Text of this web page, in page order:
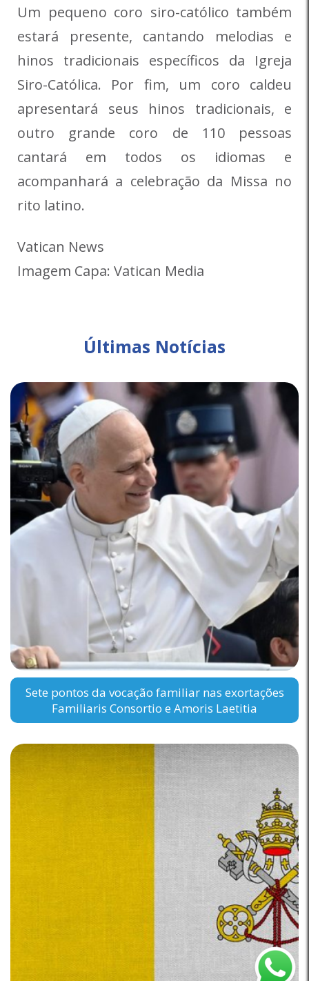
Um pequeno coro siro-católico também
estará presente, cantando melodias e
hinos tradicionais específicos da Igreja
Siro-Católica. Por fim, um coro caldeu
apresentará seus hinos tradicionais, e
outro grande coro de 110 pessoas
cantará em todos os idiomas e
acompanhará a celebração da Missa no
rito latino.
Vatican News
Imagem Capa: Vatican Media
Últimas Notícias
Sete pontos da vocação familiar nas exortações
Familiaris Consortio e Amoris Laetitia